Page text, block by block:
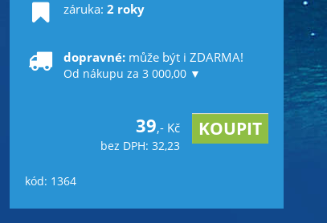
záruka: 2 roky
dopravné: může být i ZDARMA!
Od nákupu za 3 000,00 ▼
39,- Kč
bez DPH: 32,23
kód: 1364